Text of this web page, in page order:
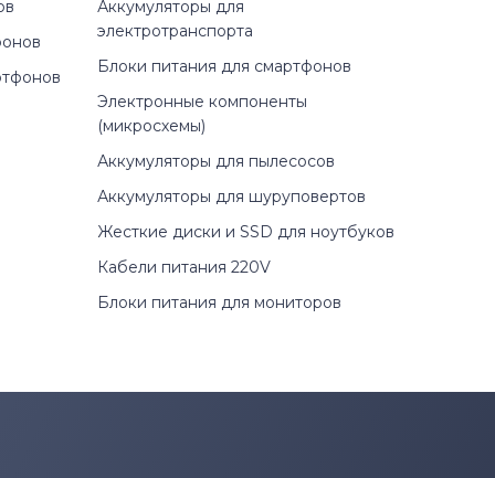
Аккумуляторы для
электротранспорта
Блоки питания для смартфонов
Электронные компоненты
(микросхемы)
Аккумуляторы для пылесосов
Аккумуляторы для шуруповертов
Жесткие диски и SSD для ноутбуков
Кабели питания 220V
Блоки питания для мониторов